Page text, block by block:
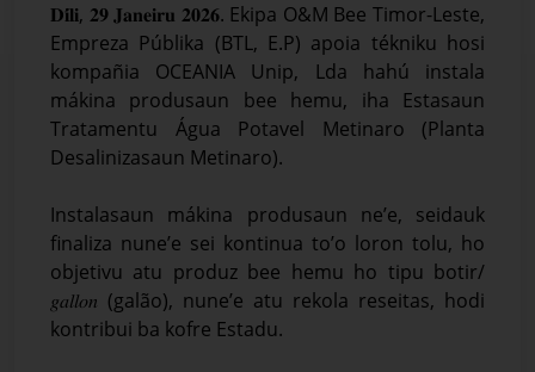
𝐃𝐢́𝐥𝐢, 𝟐𝟗 𝐉𝐚𝐧𝐞𝐢𝐫𝐮 𝟐𝟎𝟐𝟔. Ekipa O&M Bee Timor-Leste,
Empreza Públika (BTL, E.P) apoia tékniku hosi
kompañia OCEANIA Unip, Lda hahú instala
mákina produsaun bee hemu, iha Estasaun
Tratamentu Água Potavel Metinaro (Planta
Desalinizasaun Metinaro).
Instalasaun mákina produsaun ne’e, seidauk
finaliza nune’e sei kontinua to’o loron tolu, ho
objetivu atu produz bee hemu ho tipu botir/
𝑔𝑎𝑙𝑙𝑜𝑛 (galão), nune’e atu rekola reseitas, hodi
kontribui ba kofre Estadu.